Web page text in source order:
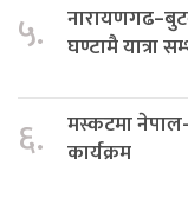
५.
घण्टामै यात्रा
६.
मस्कटमा
कार्यक्रम